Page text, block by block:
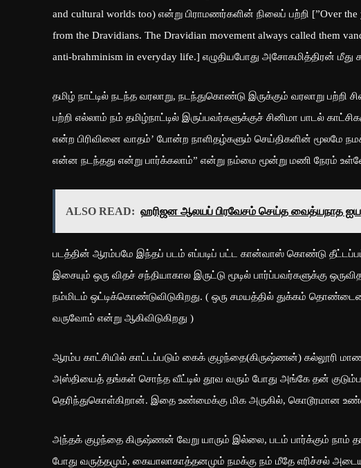
and cultural worlds too) என்று பிராமணர்களின் நிலைப் பற்றி [”Over the
from the Dravidians. The Dravidian movement always called them
anti-brahminism in everyday life.] எழுதியபோது அசோகமித்திரன்
தமிழ் நாட்டில் நடந்த வரலாறு, நடந்துகொண்டு இருக்கும் வரலாறு பற்றி
பற்றி எல்லாம் நம் தமிழ்நாட்டில் இருப்பவர்களுக்குச் சினிமா பாடல்
என்ற பிரிவினை வாதம்’ போன்ற நாளிதழ்களும் செய்திகளின் மூலமே
என்ன நடந்தது என்று பார்க்கலாம்” என்று நம்மை மூன்று மணி நேரம்
ALSO READ: ஹரிஜன ஆலயப் பிரவேசம் செய்த வைத்யநாத
படத்தின் ஆரம்பமே இந்தப் படம் எப்படிப் பட்ட கான்வாஸ் கொண்டு
இசையும் ஒரு விதச் சந்தியாகால இருட்டு மூடில் பார்ப்பவர்களுக்கு
நம்மிடம் ஒட்டிக்கொண்டுவிடுகிறது. ( ஒரு சமயத்தில் துக்கம்
வருவோம் என்று ஆகிவிடுகிறது )
ஆரம்ப காட்சியில் காட்டப்படும் கைக் குழந்தை(கிருஷ்ணன்) கல்லூரி
அஸ்தியைத் தங்கள் சொந்த வீட்டில் தூவ வரும் போது அங்கே தன்
தெரிந்துகொள்கிறான். இதை உண்மைக்கு மிக அருகில், கொடூரமான
அந்தக் குழந்தை கிருஷ்ணன் வேறு யாரும் இல்லை, படம் பார்க்கும் நாம் தான்
போது வருத்தமும், கையாலாகாத்தனமும் நமக்கு நம் மீதே எரிச்சல்